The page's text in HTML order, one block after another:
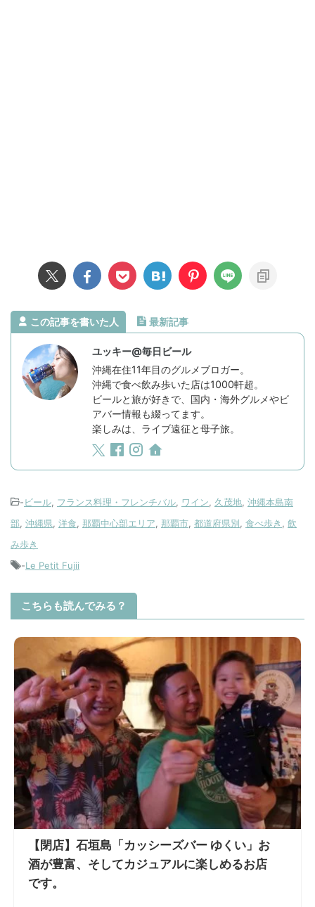
この記事を書いた人 最新記事
ユッキー@毎日ビール
沖縄在住11年目のグルメブロガー。
沖縄で食べ飲み歩いた店は1000軒超。
ビールと旅が好きで、国内・海外グルメやビ
アバー情報も綴ってます。
楽しみは、ライブ遠征と母子旅。
-ビール, フランス料理・フレンチバル, ワイン, 久茂地, 沖縄本島南
部, 沖縄県, 洋食, 那覇中心部エリア, 那覇市, 都道府県別, 食べ歩き , 飲
み歩き
-Le Petit Fujii
こちらも読んでみる？
【閉店】石垣島「カッシーズバー ゆくい」お
酒が豊富、そしてカジュアルに楽しめるお店
です。